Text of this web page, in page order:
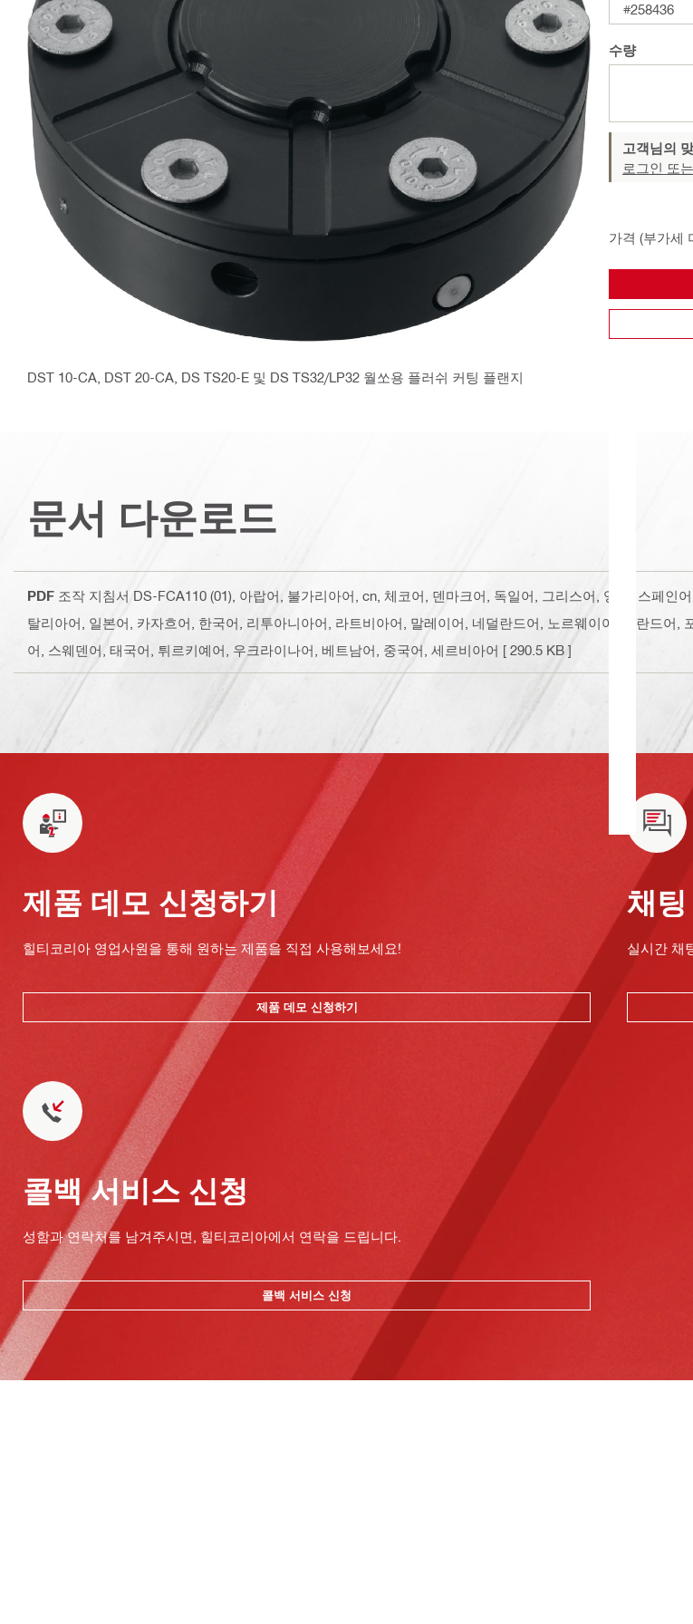
DST 10-CA, DST 20-CA, DS TS20-E 및 DS TS32/LP32 월쏘용 플러쉬 커팅 플랜지
#258436
수량
고객님의
로그인 또
가격 (부가세
문서 다운로드
PDF 조작 지침서 DS-FCA110 (01) , 아랍어, 불가리아어, cn, 체코어, 덴마크어, 독일어, 그리스어, 영어, 스페
탈리아어, 일본어, 카자흐어, 한국어, 리투아니아어, 라트비아어, 말레이어, 네덜란드어, 노르웨이어, 폴란드어
어, 스웨덴어, 태국어, 튀르키예어, 우크라이나어, 베트남어, 중국어, 세르비아어 [ 290.5 KB ]
제품 데모 신청하기
힐티코리아 영업사원을 통해 원하는 제품을 직접 사용해보세요!
제품 데모 신청하기
채
실시간 채
콜백 서비스 신청
성함과 연락처를 남겨주시면, 힐티코리아에서 연락을 드립니다.
콜백 서비스 신청